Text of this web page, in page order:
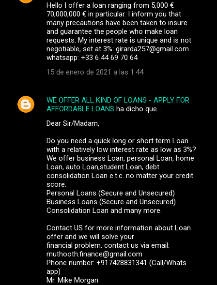
Hello I offer a loan ranging from 5,000 €
70,000,000 € in particular. I inform you that
many precautions have been taken to insure
and guarantee the people who make loan
requests. My interest rate is unique and is not
negotiable, set at 3%: girarda257@gmail.com
whatsapp: +33 6 44 69 70 64
15 de enero de 2021 a las 1:44
WE OFFER ALL KIND OF LOANS - APPLY FOR
AFFORDABLE LOANS ha dicho que…
Dear Sir/Madam,
Do you need a quick long or short term Loan
with a relatively low interest rate as low as 3%?
We offer business Loan, personal Loan, home
Loan, auto Loan,student Loan, debt
consolidation Loan e.t.c. no matter your credit
score.
Personal Loans (Secure and Unsecured)
Business Loans (Secure and Unsecured)
Consolidation Loan and many more.
Contact US for more information about Loan
offer and we will solve your
financial problem. contact us via email:
muthooth.finance@gmail.com
Phone number: +917428831341 (Call/Whats
app)
Mr. Mike Morgan